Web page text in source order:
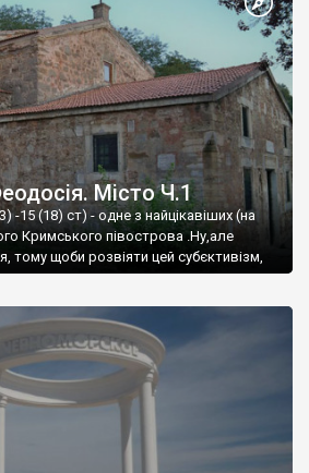
Місто Ч.1
-15 (18) ст) - одне з найцікавіших (на
Кримського півострова .Ну,але
тому щоби розвіяти цей субєктивізм,